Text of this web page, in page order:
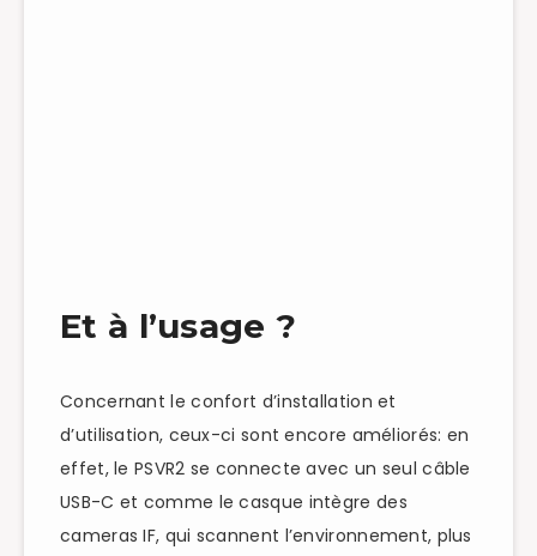
Et à l’usage ?
Concernant le confort d’installation et
d’utilisation, ceux-ci sont encore améliorés: en
effet, le PSVR2 se connecte avec un seul câble
USB-C et comme le casque intègre des
cameras IF, qui scannent l’environnement, plus